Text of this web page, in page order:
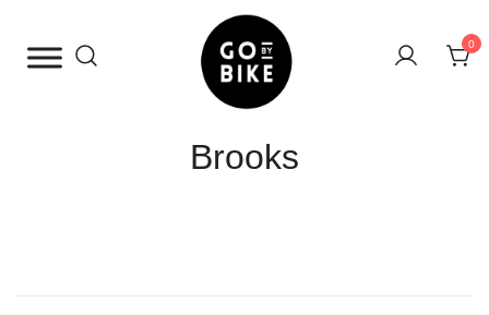
Go By Bike
0
Brooks